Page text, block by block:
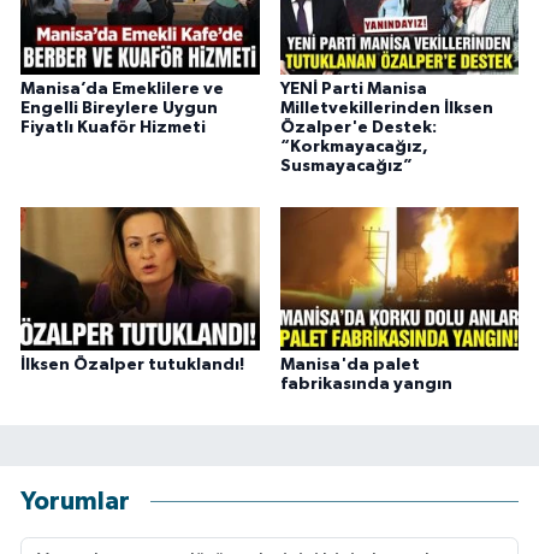
Manisa’da Emeklilere ve
Engelli Bireylere Uygun
Fiyatlı Kuaför Hizmeti
YENİ Parti Manisa
Milletvekillerinden İlksen
Özalper'e Destek:
“Korkmayacağız,
Susmayacağız”
İlksen Özalper tutuklandı!
Manisa'da palet
fabrikasında yangın
Yorumlar